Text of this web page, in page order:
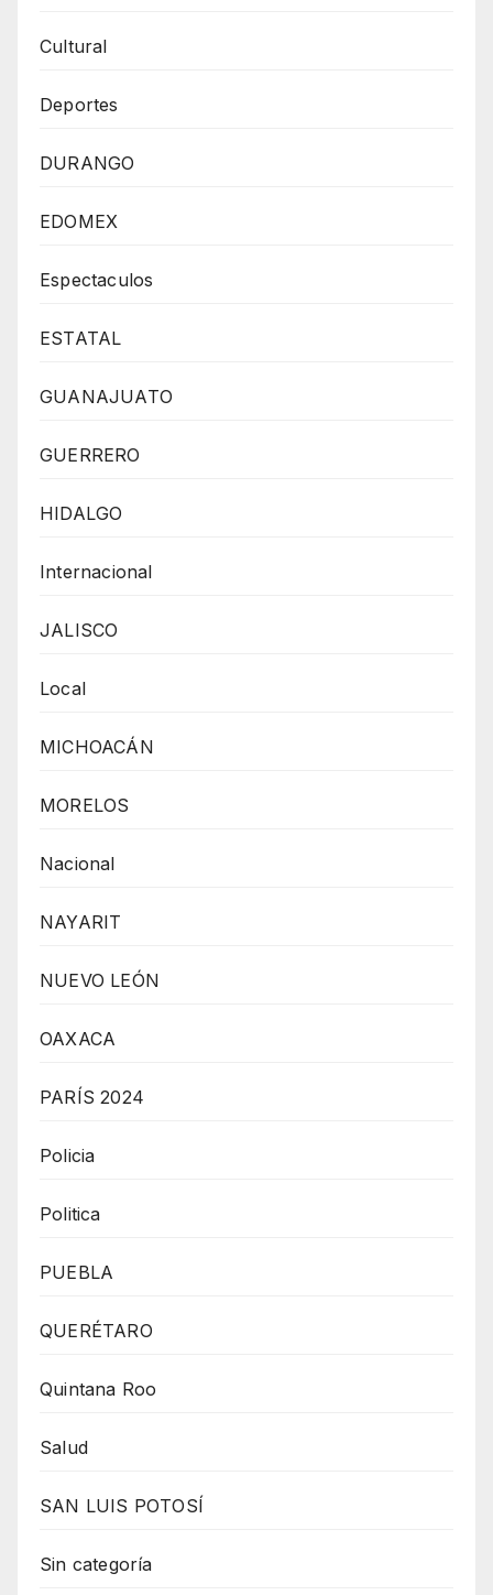
Cultural
Deportes
DURANGO
EDOMEX
Espectaculos
ESTATAL
GUANAJUATO
GUERRERO
HIDALGO
Internacional
JALISCO
Local
MICHOACÁN
MORELOS
Nacional
NAYARIT
NUEVO LEÓN
OAXACA
PARÍS 2024
Policia
Politica
PUEBLA
QUERÉTARO
Quintana Roo
Salud
SAN LUIS POTOSÍ
Sin categoría